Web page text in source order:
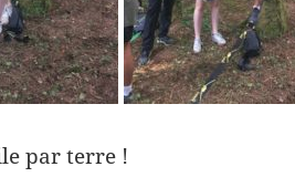
par terre !